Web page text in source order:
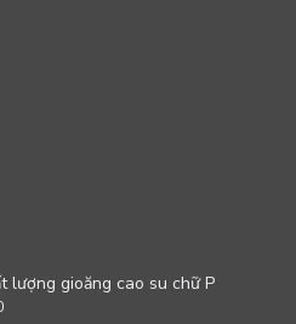
lượng gioăng cao su chữ P